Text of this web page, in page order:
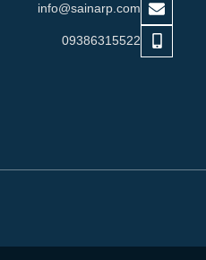
info@sainarp.com
09386315522